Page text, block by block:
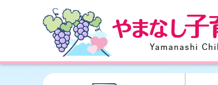
やまなし子育てネット